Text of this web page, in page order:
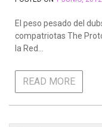
El peso pesado del
compatriotas The
la Red…
READ MORE